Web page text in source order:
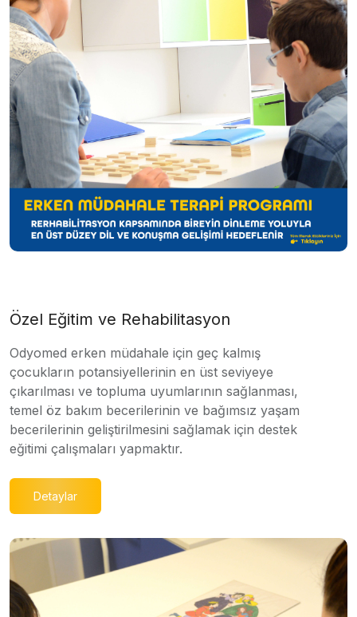
Özel Eğitim ve Rehabilitasyon
Odyomed erken müdahale için geç kalmış
çocukların potansiyellerinin en üst seviyeye
çıkarılması ve topluma uyumlarının sağlanması,
temel öz bakım becerilerinin ve bağımsız yaşam
becerilerinin geliştirilmesini sağlamak için destek
eğitimi çalışmaları yapmaktır.
Detaylar